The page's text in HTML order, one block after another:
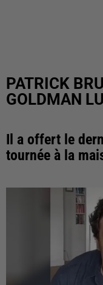
PATRICK
GOLDMAN
Il a offert le
tournée à la